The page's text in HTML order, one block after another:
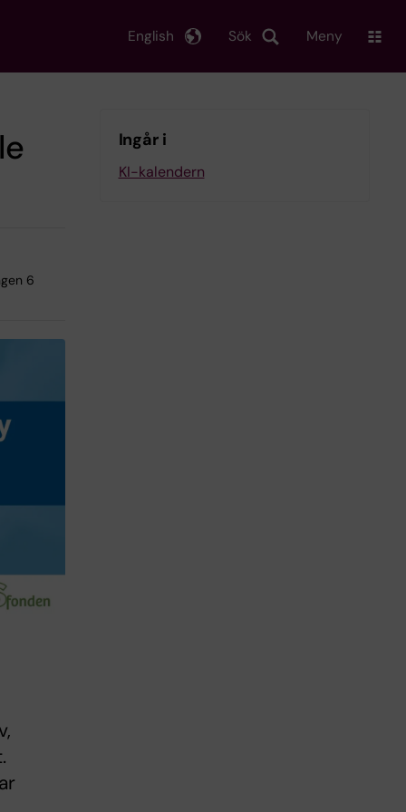
Sök
English Meny
6
Ingår i
KI-kalendern